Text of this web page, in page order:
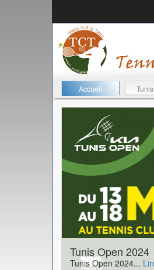
Accueil
Tunis Open 2024
Tunis Open 2024...